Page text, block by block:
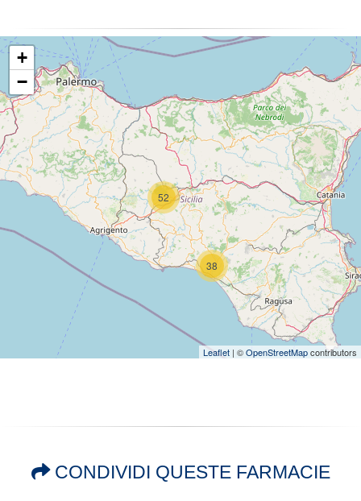
38
52
+
−
Leaflet | ©OpenStreetMapcontributors
CONDIVIDI QUESTE FARMACIE